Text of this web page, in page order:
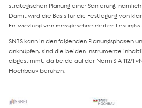
strategischen Planung einer Sanierung,
Damit wird die Basis für die Festlegung von
Entwicklung von massgeschneiderten
SNBS kann in den folgenden Planungsphasen
anknüpfen, sind die beiden Instrumente
abgestimmt, da beide auf der Norm SIA 112/1
Hochbau» beruhen.